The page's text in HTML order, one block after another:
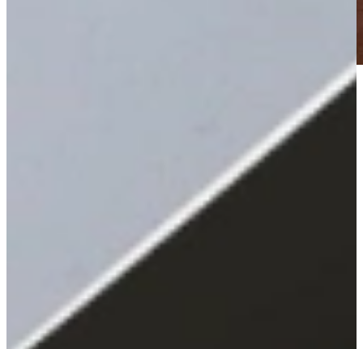
ATAG biedt een premium assortiment koel- en vriesapparatuur dat
functionaliteit, design en technologie perfect in balans brengt. Hun
inbouwkoelkasten, koel-vriescombinaties en wijnklimaatkasten zijn
ontworpen om voedsel langer vers te houden én moeiteloos op te
Dankzij slimme functies zoals Dynamic Air wordt de temperatuur
gelijkmatig verdeeld, terwijl NoFrost voorkomt dat ijsvorming
ontstaat. De soft-close deursystemen, stille werking en
energiezuinige compressoren zorgen voor optimaal comfort in het
dagelijks gebruik. Ook op het gebied van wijnbewaring biedt ATAG
stijlvolle oplossingen: de wijnklimaatkasten met twee
temperatuurzones zorgen ervoor dat witte en rode wijnen altijd op
de perfecte serveertemperatuur blijven.